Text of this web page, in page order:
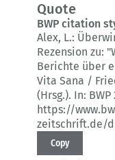
Quote
BWP citation
Alex, L.:
Rezension zu:
Berichte über
Vita Sana /
(Hrsg.). In: BWP
https://
zeitschrift.de/
Copy